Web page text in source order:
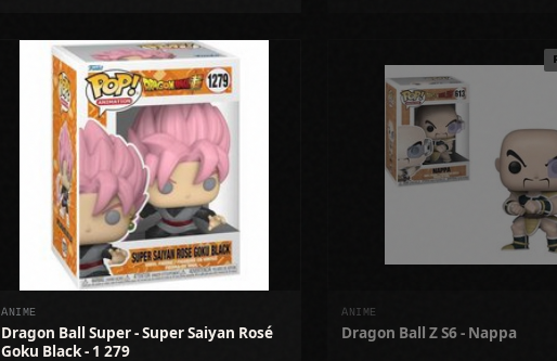
ANIME
Dragon Ball Super - Super Saiyan Rosé
Goku Black - 1 279
ANIME
Dragon Ball Z S6 - Nappa